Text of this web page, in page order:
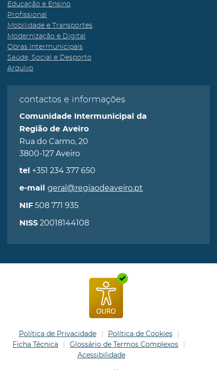
Educação e Ensino
Profissional
Mobilidade e Transportes
Modernização e Digital
Obras Intermunicipais
Saúde, Social e Desporto
Arquivo
contactos e informações
Comunidade Intermunicipal da
Região de Aveiro
Rua do Carmo, 20
3800-127 Aveiro
tel +351 234 377 650
e-mail geral@regiaodeaveiro.pt
NIF 508 771 935
NISS 20018144108
Política de Privacidade
Política de Cookies
Ficha Técnica
Glossário de Termos Complexos
Acessibilidade